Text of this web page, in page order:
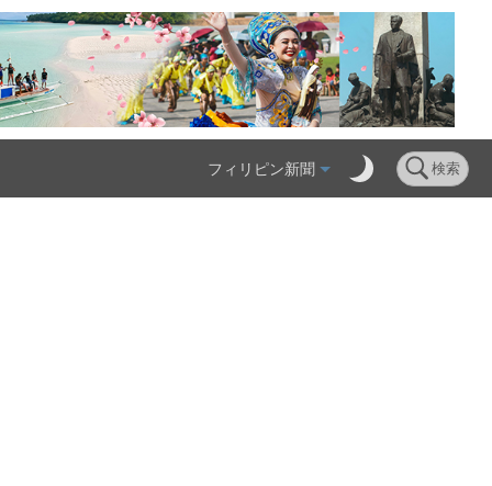
フィリピン新聞 検索